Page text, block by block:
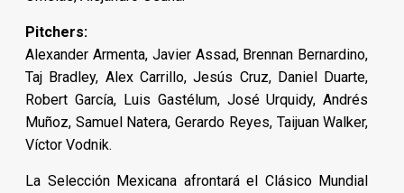
Pitchers:
Alexander Armenta, Javier Assad, Brennan Bernardino,
Taj Bradley, Alex Carrillo, Jesús Cruz, Daniel Duarte,
Robert García, Luis Gastélum, José Urquidy, Andrés
Muñoz, Samuel Natera, Gerardo Reyes, Taijuan Walker,
Víctor Vodnik.
La Selección Mexicana afrontará el Clásico Mundial